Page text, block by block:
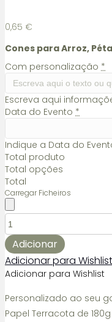
0,65 €
Cones para Arroz,
Com personalização *
Escreva aqui
Data do Evento *
Indique a Data do
Total produto
Total opções
Total
Carregar Ficheiros
Quantidade
de
Cones
Terracota
Adicionar
Adicionar para Wishlist
Adicionar para Wishlist
Personalizado ao seu
Papel Terracota de